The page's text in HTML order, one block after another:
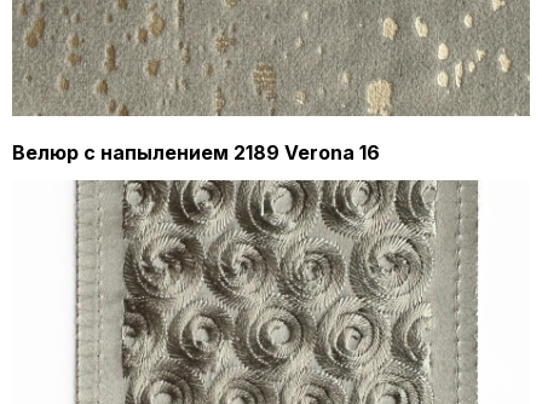
Велюр с напылением 2189 Verona 16